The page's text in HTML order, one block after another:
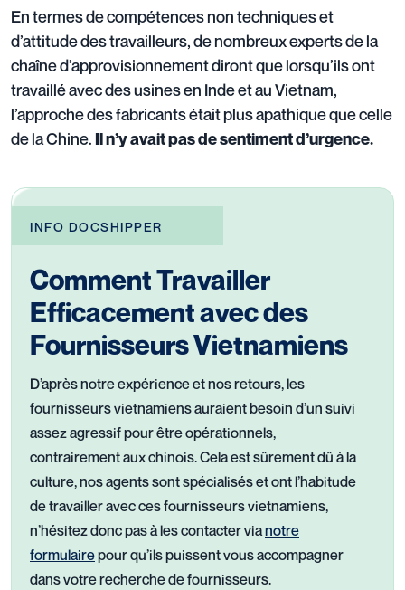
En termes de compétences non techniques et
d’attitude des travailleurs, de nombreux experts de la
chaîne d’approvisionnement diront que lorsqu’ils ont
travaillé avec des usines en Inde et au Vietnam,
l’approche des fabricants était plus apathique que celle
de la Chine.Il n’y avait pas de sentiment d’urgence.
INFO DOCSHIPPER
Comment Travailler
Efficacement avec des
Fournisseurs Vietnamiens
D’après notre expérience et nos retours, les
fournisseurs vietnamiens auraient besoin d’un suivi
assez agressif pour être opérationnels,
contrairement aux chinois. Cela est sûrement dû à la
culture, nos agents sont spécialisés et ont l’habitude
de travailler avec ces fournisseurs vietnamiens,
n’hésitez donc pas à les contacter vianotre
formulairepour qu’ils puissent vous accompagner
dans votre recherche de fournisseurs.